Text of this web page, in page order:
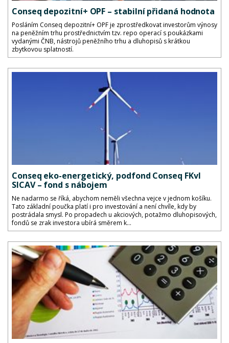
Conseq depozitní+ OPF – stabilní přidaná hodnota
Posláním Conseq depozitní+ OPF je zprostředkovat investorům výnosy
na peněžním trhu prostřednictvím tzv. repo operací s poukázkami
vydanými ČNB, nástrojů peněžního trhu a dluhopisů s krátkou
zbytkovou splatností.
Conseq eko-energetický, podfond Conseq FKvI
SICAV – fond s nábojem
Ne nadarmo se říká, abychom neměli všechna vejce v jednom košíku.
Tato základní poučka platí i pro investování a není chvíle, kdy by
postrádala smysl. Po propadech u akciových, potažmo dluhopisových,
fondů se zrak investora ubírá směrem k...